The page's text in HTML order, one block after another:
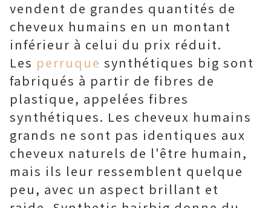
vendent de grandes quantités de
cheveux humains en un montant
inférieur à celui du prix réduit.
Les perruque synthétiques big sont
fabriqués à partir de fibres de
plastique, appelées fibres
synthétiques. Les cheveux humains
grands ne sont pas identiques aux
cheveux naturels de l'être humain,
mais ils leur ressemblent quelque
peu, avec un aspect brillant et